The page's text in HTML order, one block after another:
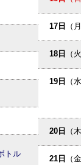
トル
17日 （
18日 （
19日 （
20日 （
21日 （